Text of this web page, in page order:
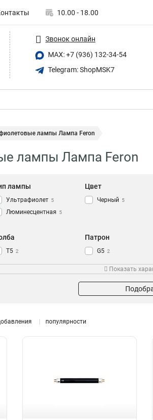
10.00 - 18.00
Звонок онлайн
MAX: +7 (936) 132-34-54
Telegram: ShopMSK7
лампы Лампа Feron
лампы Лампа Feron
лампы
Ультрафиолет 5
Люминесцентная 5
Цвет
Черный 5
T5 2
T8 3
Патрон
G5 2
G13 3
Показать
популярности